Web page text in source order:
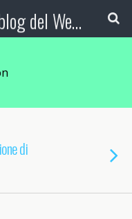
Booking Blog™ - Il blog del Web Marketing Turistico
di